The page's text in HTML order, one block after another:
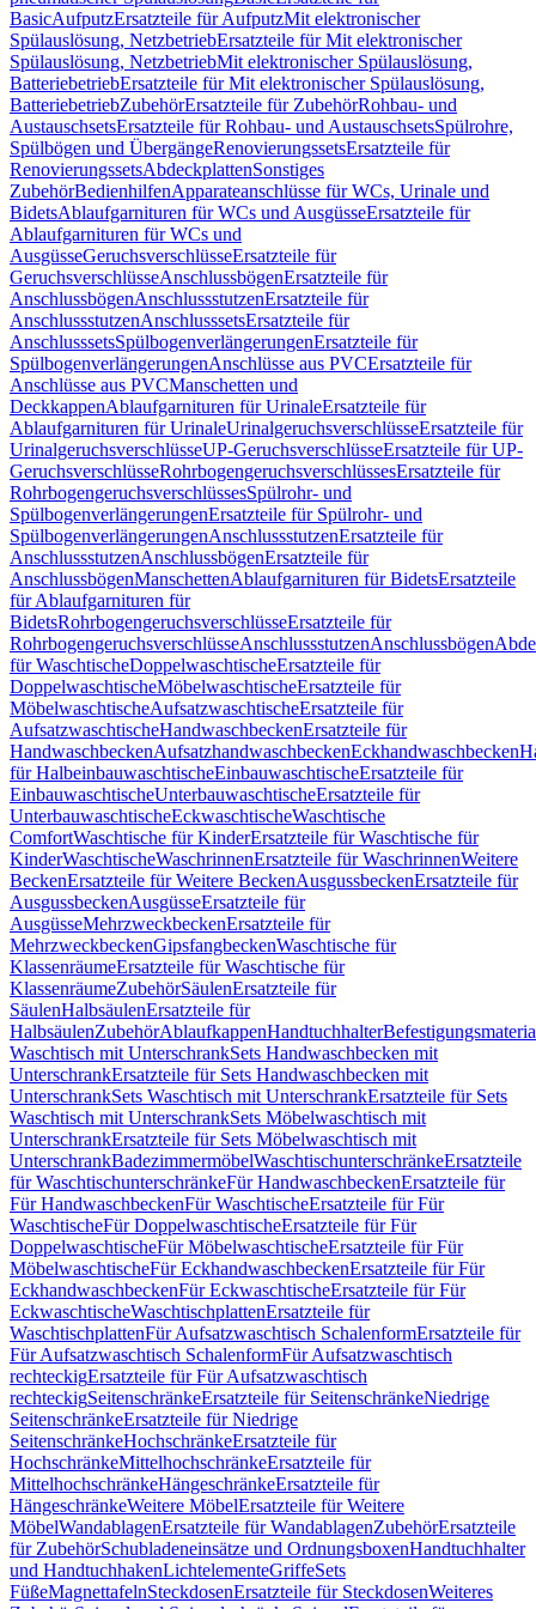
BasicAufputzErsatzteile für AufputzMit elektronischer
Spülauslösung, NetzbetriebErsatzteile für Mit elektronischer
Spülauslösung, NetzbetriebMit elektronischer Spülauslösung,
BatteriebetriebErsatzteile für Mit elektronischer Spülauslösung,
BatteriebetriebZubehörErsatzteile für ZubehörRohbau- und
AustauschsetsErsatzteile für Rohbau- und AustauschsetsSpülrohre,
Spülbögen und ÜbergängeRenovierungssetsErsatzteile für
RenovierungssetsAbdeckplattenSonstiges
ZubehörBedienhilfenApparateanschlüsse für WCs, Urinale und
BidetsAblaufgarnituren für WCs und AusgüsseErsatzteile für
Ablaufgarnituren für WCs und
AusgüsseGeruchsverschlüsseErsatzteile für
GeruchsverschlüsseAnschlussbögenErsatzteile für
AnschlussbögenAnschlussstutzenErsatzteile für
AnschlussstutzenAnschlusssetsErsatzteile für
AnschlusssetsSpülbogenverlängerungenErsatzteile für
SpülbogenverlängerungenAnschlüsse aus PVCErsatzteile für
Anschlüsse aus PVCManschetten und
DeckkappenAblaufgarnituren für UrinaleErsatzteile für
Ablaufgarnituren für UrinaleUrinalgeruchsverschlüsseErsatzteile für
UrinalgeruchsverschlüsseUP-GeruchsverschlüsseErsatzteile für UP-
GeruchsverschlüsseRohrbogengeruchsverschlüssesErsatzteile für
RohrbogengeruchsverschlüssesSpülrohr- und
SpülbogenverlängerungenErsatzteile für Spülrohr- und
SpülbogenverlängerungenAnschlussstutzenErsatzteile für
AnschlussstutzenAnschlussbögenErsatzteile für
AnschlussbögenManschettenAblaufgarnituren für BidetsErsatzteile
für Ablaufgarnituren für
BidetsRohrbogengeruchsverschlüsseErsatzteile für
RohrbogengeruchsverschlüsseAnschlussstutzenAnschlussbögen
für WaschtischeDoppelwaschtischeErsatzteile für
DoppelwaschtischeMöbelwaschtischeErsatzteile für
MöbelwaschtischeAufsatzwaschtischeErsatzteile für
AufsatzwaschtischeHandwaschbeckenErsatzteile für
HandwaschbeckenAufsatzhandwaschbeckenEckhandwaschbecken
für HalbeinbauwaschtischeEinbauwaschtischeErsatzteile für
EinbauwaschtischeUnterbauwaschtischeErsatzteile für
UnterbauwaschtischeEckwaschtischeWaschtische
ComfortWaschtische für KinderErsatzteile für Waschtische für
KinderWaschtischeWaschrinnenErsatzteile für WaschrinnenWeitere
BeckenErsatzteile für Weitere BeckenAusgussbeckenErsatzteile für
AusgussbeckenAusgüsseErsatzteile für
AusgüsseMehrzweckbeckenErsatzteile für
MehrzweckbeckenGipsfangbeckenWaschtische für
KlassenräumeErsatzteile für Waschtische für
KlassenräumeZubehörSäulenErsatzteile für
SäulenHalbsäulenErsatzteile für
HalbsäulenZubehörAblaufkappenHandtuchhalter
Waschtisch mit UnterschrankSets Handwaschbecken mit
UnterschrankErsatzteile für Sets Handwaschbecken mit
UnterschrankSets Waschtisch mit UnterschrankErsatzteile für Sets
Waschtisch mit UnterschrankSets Möbelwaschtisch mit
UnterschrankErsatzteile für Sets Möbelwaschtisch mit
UnterschrankBadezimmermöbelWaschtischunterschränkeErsatzteile
für WaschtischunterschränkeFür HandwaschbeckenErsatzteile für
Für HandwaschbeckenFür WaschtischeErsatzteile für Für
WaschtischeFür DoppelwaschtischeErsatzteile für Für
DoppelwaschtischeFür MöbelwaschtischeErsatzteile für Für
MöbelwaschtischeFür EckhandwaschbeckenErsatzteile für Für
EckhandwaschbeckenFür EckwaschtischeErsatzteile für Für
EckwaschtischeWaschtischplattenErsatzteile für
WaschtischplattenFür Aufsatzwaschtisch SchalenformErsatzteile für
Für Aufsatzwaschtisch SchalenformFür Aufsatzwaschtisch
rechteckigErsatzteile für Für Aufsatzwaschtisch
rechteckigSeitenschränkeErsatzteile für SeitenschränkeNiedrige
SeitenschränkeErsatzteile für Niedrige
SeitenschränkeHochschränkeErsatzteile für
HochschränkeMittelhochschränkeErsatzteile für
MittelhochschränkeHängeschränkeErsatzteile für
HängeschränkeWeitere MöbelErsatzteile für Weitere
MöbelWandablagenErsatzteile für WandablagenZubehörErsatzteile
für ZubehörSchubladeneinsätze und OrdnungsboxenHandtuchhalter
und HandtuchhakenLichtelementeGriffeSets
FüßeMagnettafelnSteckdosenErsatzteile für SteckdosenWeiteres